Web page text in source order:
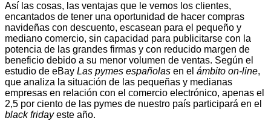
Así las cosas, las ventajas que le vemos los clientes,
encantados de tener una oportunidad de hacer compras
navideñas con descuento, escasean para el pequeño y
mediano comercio, sin capacidad para publicitarse con la
potencia de las grandes firmas y con reducido margen de
beneficio debido a su menor volumen de ventas. Según el
estudio de eBay Las pymes españolas en el ámbito on-line,
que analiza la situación de las pequeñas y medianas
empresas en relación con el comercio electrónico, apenas el
2,5 por ciento de las pymes de nuestro país participará en el
black fridayeste año.